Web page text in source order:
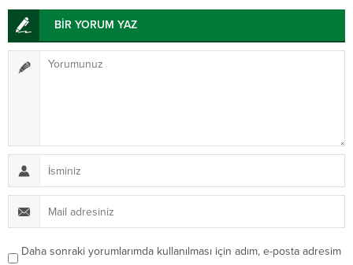
BİR YORUM YAZ
Daha sonraki yorumlarımda kullanılması için adım, e-posta adresim